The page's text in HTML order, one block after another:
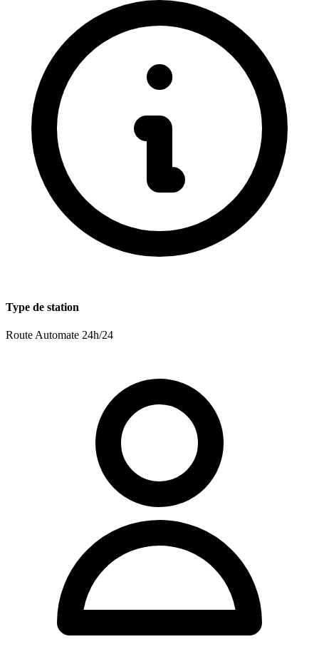
Type de station
Route Automate 24h/24